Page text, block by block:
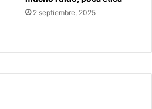
2 septiembre, 2025